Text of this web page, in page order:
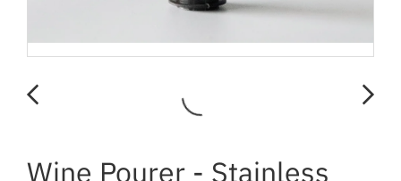
Wine Pourer - Stainless